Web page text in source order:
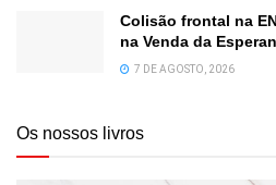
Colisão frontal na
na Venda da
7 DE AGOSTO, 2026
Os nossos livros